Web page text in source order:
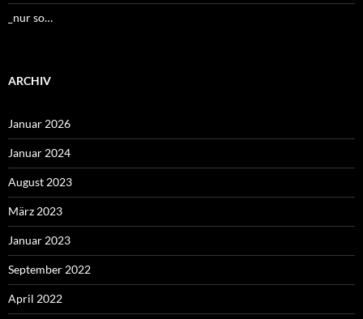
_nur so…
ARCHIV
Januar 2026
Januar 2024
August 2023
März 2023
Januar 2023
September 2022
April 2022